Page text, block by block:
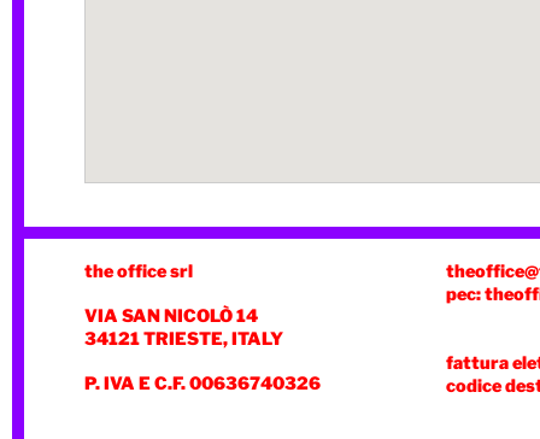
the office srl
VIA SAN NICOLÒ 14
34121 TRIESTE, ITALY
P. IVA E C.F. 00636740326
pec:
fattura
codice